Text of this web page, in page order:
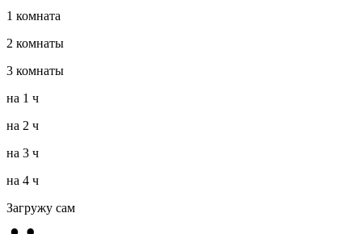
1 комната
2 комнаты
3 комнаты
на 1 ч
на 2 ч
на 3 ч
на 4 ч
Загружу сам